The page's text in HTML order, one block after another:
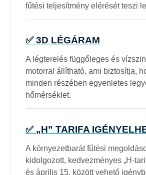
fűtési teljesítmény elérését teszi
✅ 3D LÉGÁRAM
A légterelés függőleges és
motorral állítható, ami biztosítja,
minden részében egyenletes
hőmérséklet.
✅ „H” TARIFA
A környezetbarát fűtési
kidolgozott, kedvezményes „H-
és április 15. között vehető